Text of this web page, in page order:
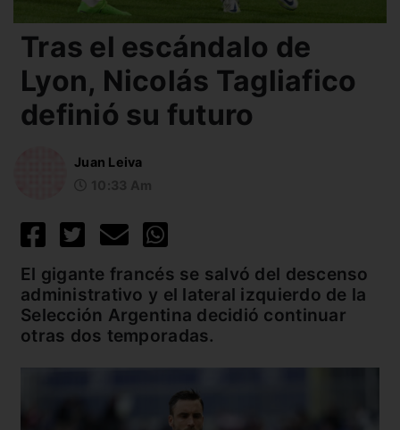
Tras el escándalo de
Lyon, Nicolás Tagliafico
definió su futuro
Juan Leiva
El gigante francés se salvó del descenso
administrativo y el lateral izquierdo de la
Selección Argentina decidió continuar
otras dos temporadas.